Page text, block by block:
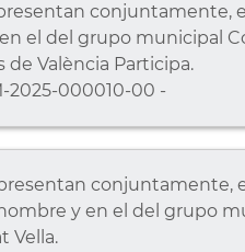
conjuntamente,
el del grupo municipal
València Participa.
2025-000010-00 -
conjuntamente,
y en el del grupo
Vella.